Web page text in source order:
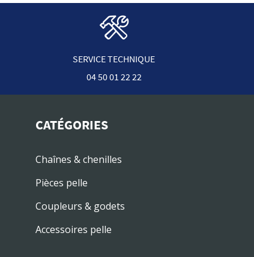
SERVICE TECHNIQUE
04 50 01 22 22
CATÉGORIES
Chaînes & chenilles
Pièces pelle
Coupleurs & godets
Accessoires pelle